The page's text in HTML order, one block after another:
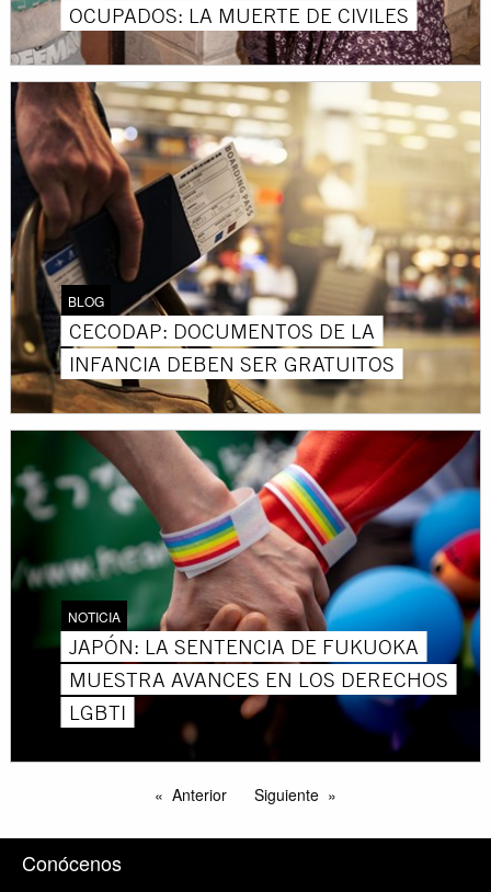
OCUPADOS: LA MUERTE DE CIVILES
BLOG
CECODAP: DOCUMENTOS DE LA
INFANCIA DEBEN SER GRATUITOS
NOTICIA
JAPÓN: LA SENTENCIA DE FUKUOKA
MUESTRA AVANCES EN LOS DERECHOS
LGBTI
Anterior Siguiente
Conócenos